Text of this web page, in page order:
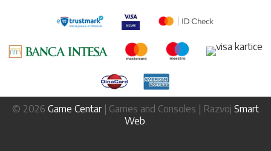
© 2026 Game Centar| Games and Consoles | Razvoj Smart
Web.